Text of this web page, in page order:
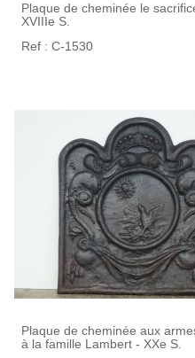
Plaque de cheminée le
XVIIIe S.
Ref : C-1530
Plaque de cheminée aux
à la famille Lambert - XXe S.